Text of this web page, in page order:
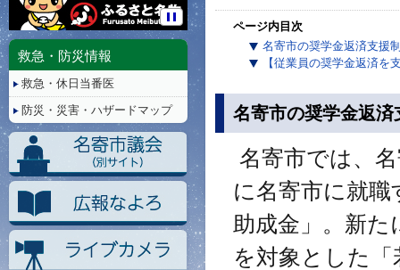
ページ内目次
名寄市の奨学金返済支援
【従業員の奨学金返済を
名寄市の奨学金返
名寄市では、
に名寄市に就職
助成金」。新
を対象とした
停
救急・防災情報
救急・休日当番医
防災・災害・ハザードマップ